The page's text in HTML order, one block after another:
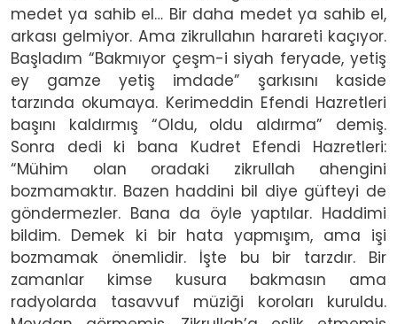
medet ya sahib el… Bir daha medet ya sahib el,
arkası gelmiyor. Ama zikrullahın harareti kaçıyor.
Başladım “Bakmıyor çeşm-i siyah feryade, yetiş
ey gamze yetiş imdade” şarkısını kaside
tarzında okumaya. Kerimeddin Efendi Hazretleri
başını kaldırmış “Oldu, oldu aldırma” demiş.
Sonra dedi ki bana Kudret Efendi Hazretleri:
“Mühim olan oradaki zikrullah ahengini
bozmamaktır. Bazen haddini bil diye güfteyi de
göndermezler. Bana da öyle yaptılar. Haddimi
bildim. Demek ki bir hata yapmışım, ama işi
bozmamak önemlidir. İşte bu bir tarzdır. Bir
zamanlar kimse kusura bakmasın ama
radyolarda tasavvuf müziği koroları kuruldu.